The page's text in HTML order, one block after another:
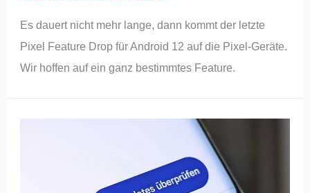
Es dauert nicht mehr lange, dann kommt der letzte
Pixel Feature Drop für Android 12 auf die Pixel-Geräte.
Wir hoffen auf ein ganz bestimmtes Feature.